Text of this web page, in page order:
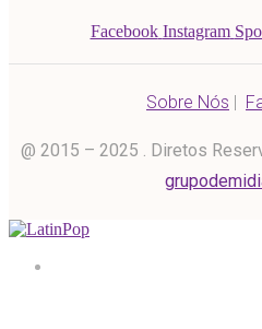
Facebook Instagram
Sobre Nós
@ 2015 – 2025 . Diretos